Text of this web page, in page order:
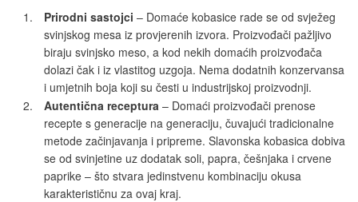
Prirodni sastojci – Domaće kobasice rade se od svježeg
svinjskog mesa iz provjerenih izvora. Proizvođači pažljivo
biraju svinjsko meso, a kod nekih domaćih proizvođača
dolazi čak i iz vlastitog uzgoja. Nema dodatnih konzervansa
i umjetnih boja koji su česti u industrijskoj proizvodnji.
Autentična receptura – Domaći proizvođači prenose
recepte s generacije na generaciju, čuvajući tradicionalne
metode začinjavanja i pripreme. Slavonska kobasica dobiva
se od svinjetine uz dodatak soli, papra, češnjaka i crvene
paprike – što stvara jedinstvenu kombinaciju okusa
karakterističnu za ovaj kraj.